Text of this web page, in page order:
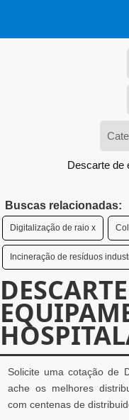
Descarte de
Buscas relacionadas:
Digitalização de raio x
Incineração de resíduos
Solicite uma cotação de
ache os melhores
com centenas de